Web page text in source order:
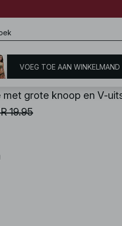
Bikini's / Bikinibroekjes / Brazilian
met grote knoop en V-
19.95
VOEG TOE AAN WINKELMAND